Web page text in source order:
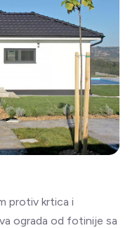
protiv krtica i
ograda od fotinije sa